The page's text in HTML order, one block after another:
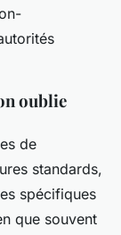
oublie
de
standards,
spécifiques
que souvent